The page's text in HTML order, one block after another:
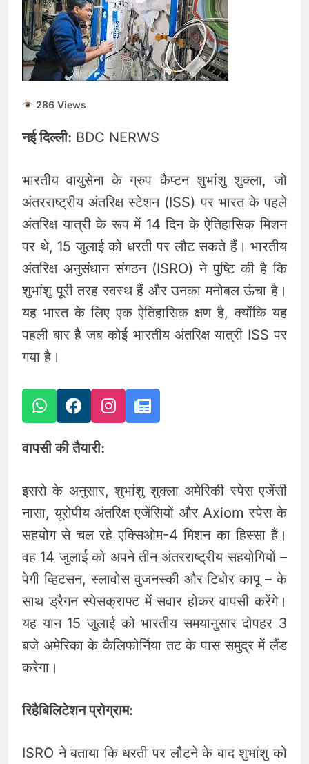
देना बंद करें- ‘सुप्रीम’ आदेश..
56% वाहन दौड़ रहे बिना
इंश्योरेंस के
August 5, 2026
Gold and Silver Price
Today : सोने और चांदी के
दामों में भारी उछाल, जानिए 5
अगस्त के ताजा भाव
August 5, 2026
रुपया भी मजबूत
286 Views
नई दिल्ली: BDC NERWS
भारतीय वायुसेना के ग्रुप कैप्टन शुभांशु शुक्ला, जो
अंतरराष्ट्रीय अंतरिक्ष स्टेशन (ISS) पर भारत के पहले
अंतरिक्ष यात्री के रूप में 14 दिन के ऐतिहासिक मिशन
पर थे, 15 जुलाई को धरती पर लौट सकते हैं। भारतीय
अंतरिक्ष अनुसंधान संगठन (ISRO) ने पुष्टि की है कि
शुभांशु पूरी तरह स्वस्थ हैं और उनका मनोबल ऊंचा है।
यह भारत के लिए एक ऐतिहासिक क्षण है, क्योंकि यह
पहली बार है जब कोई भारतीय अंतरिक्ष यात्री ISS पर
गया है।
वापसी की तैयारी:
इसरो के अनुसार, शुभांशु शुक्ला अमेरिकी स्पेस एजेंसी
नासा, यूरोपीय अंतरिक्ष एजेंसियों और Axiom स्पेस के
सहयोग से चल रहे एक्सिओम-4 मिशन का हिस्सा हैं।
वह 14 जुलाई को अपने तीन अंतरराष्ट्रीय सहयोगियों –
पेगी व्हिटसन, स्लावोस वुजनस्की और टिबोर कापू – के
साथ ड्रैगन स्पेसक्राफ्ट में सवार होकर वापसी करेंगे।
यह यान 15 जुलाई को भारतीय समयानुसार दोपहर 3
बजे अमेरिका के कैलिफोर्निया तट के पास समुद्र में लैंड
करेगा।
रिहैबिलिटेशन प्रोग्राम:
ISRO ने बताया कि धरती पर लौटने के बाद शुभांशु को